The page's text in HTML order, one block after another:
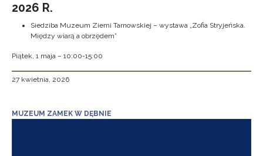
2026 R.
Siedziba Muzeum Ziemi Tarnowskiej – wystawa „Zofia Stryjeńska.
Między wiarą a obrzędem”
Piątek, 1 maja – 10:00-15:00
27 kwietnia, 2026
MUZEUM ZAMEK W DĘBNIE